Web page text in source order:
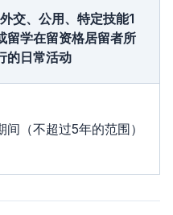
交、公用、特定技能1
留学在留资格居留者所
的日常活动
（不超过5年的范围）